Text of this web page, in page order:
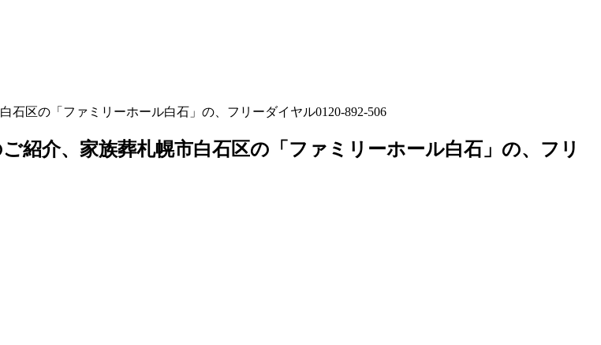
石区の「ファミリーホール白石」の、フリーダイヤル0120-892-506
紹介、家族葬札幌市白石区の「ファミリーホール白石」の、フリ